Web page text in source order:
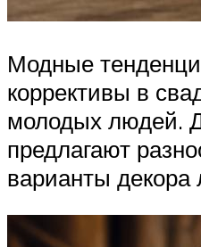
Модные
коррективы в
молодых людей.
предлагают
варианты декора